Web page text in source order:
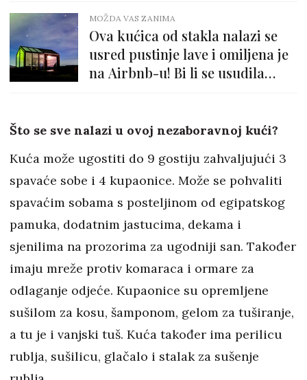
MOŽDA VAS ZANIMA
Ova kućica od stakla nalazi se
usred pustinje lave i omiljena je
na Airbnb-u! Bi li se usudila
Što se sve nalazi u ovoj nezaboravnoj kući?
Kuća može ugostiti do 9 gostiju zahvaljujući 3
spavaće sobe i 4 kupaonice. Može se pohvaliti
spavaćim sobama s posteljinom od egipatskog
pamuka, dodatnim jastucima, dekama i
sjenilima na prozorima za ugodniji san. Također
imaju mreže protiv komaraca i ormare za
odlaganje odjeće. Kupaonice su opremljene
sušilom za kosu, šamponom, gelom za tuširanje,
a tu je i vanjski tuš. Kuća također ima perilicu
rublja, sušilicu, glačalo i stalak za sušenje